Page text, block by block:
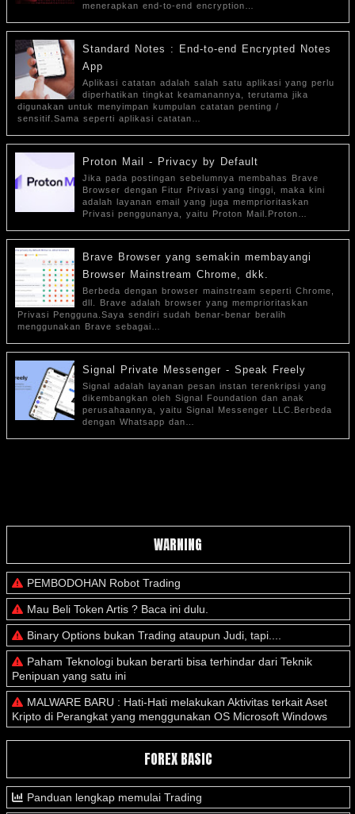
menerapkan end-to-end encryption…
Standard Notes : End-to-end Encrypted Notes
App
Aplikasi catatan adalah salah satu aplikasi yang perlu
diperhatikan tingkat keamanannya, terutama jika
digunakan untuk menyimpan kumpulan catatan penting /
sensitif.Sama seperti aplikasi catatan…
Proton Mail - Privacy by Default
Jika pada postingan sebelumnya membahas Brave
Browser dengan Fitur Privasi yang tinggi, maka kini
adalah layanan email yang juga memprioritaskan
Privasi penggunanya, yaitu Proton Mail.Proton…
Brave Browser yang semakin membayangi
Browser Mainstream Chrome, dkk.
Berbeda dengan browser mainstream seperti Chrome,
dll. Brave adalah browser yang memprioritaskan
Privasi Pengguna.Saya sendiri sudah benar-benar beralih
menggunakan Brave sebagai…
Signal Private Messenger - Speak Freely
Signal adalah layanan pesan instan terenkripsi yang
dikembangkan oleh Signal Foundation dan anak
perusahaannya, yaitu Signal Messenger LLC.Berbeda
dengan Whatsapp dan…
WARNING
PEMBODOHAN Robot Trading
Mau Beli Token Artis ? Baca ini dulu.
Binary Options bukan Trading ataupun Judi, tapi....
Paham Teknologi bukan berarti bisa terhindar dari Teknik
Penipuan yang satu ini
MALWARE BARU : Hati-Hati melakukan Aktivitas terkait Aset
Kripto di Perangkat yang menggunakan OS Microsoft Windows
FOREX BASIC
Panduan lengkap memulai Trading